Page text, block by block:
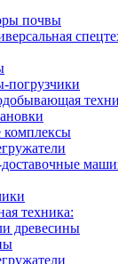
почвы
погрузчики
комплексы
техника:
древесины